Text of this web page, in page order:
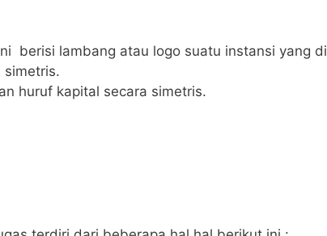
berisi lambang atau logo suatu instansi yang di
simetris.
huruf kapital secara simetris.